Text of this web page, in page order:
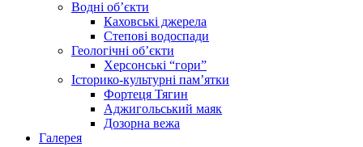
Водні об’єкти
Каховські джерела
Степові водоспади
Геологічні об’єкти
Херсонські “гори”
Історико-культурні пам’ятки
Фортеця Тягин
Аджигольський маяк
Дозорна вежа
Галерея